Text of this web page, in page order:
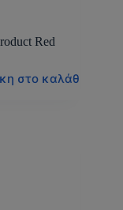
Red
στο καλάθι